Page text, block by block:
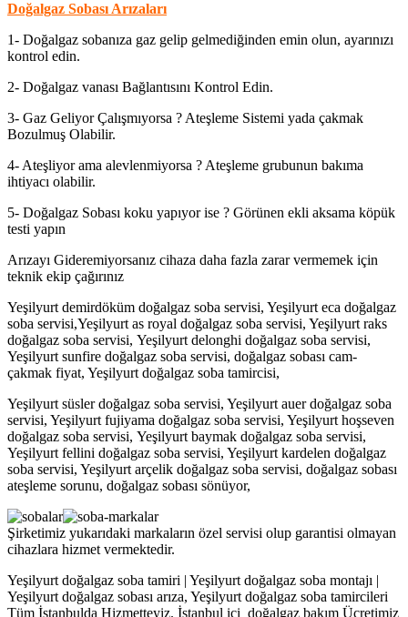
Doğalgaz Sobası Arızaları
1- Doğalgaz sobanıza gaz gelip gelmediğinden emin olun, ayarınızı
kontrol edin.
2- Doğalgaz vanası Bağlantısını Kontrol Edin.
3- Gaz Geliyor Çalışmıyorsa ? Ateşleme Sistemi yada çakmak
Bozulmuş Olabilir.
4- Ateşliyor ama alevlenmiyorsa ? Ateşleme grubunun bakıma
ihtiyacı olabilir.
5- Doğalgaz Sobası koku yapıyor ise ? Görünen ekli aksama köpük
testi yapın
Arızayı Gideremiyorsanız cihaza daha fazla zarar vermemek için
teknik ekip çağırınız
Yeşilyurt demirdöküm doğalgaz soba servisi, Yeşilyurt eca doğalgaz
soba servisi,Yeşilyurt as royal doğalgaz soba servisi, Yeşilyurt raks
doğalgaz soba servisi, Yeşilyurt delonghi doğalgaz soba servisi,
Yeşilyurt sunfire doğalgaz soba servisi, doğalgaz sobası cam-
çakmak fiyat, Yeşilyurt doğalgaz soba tamircisi,
Yeşilyurt süsler doğalgaz soba servisi, Yeşilyurt auer doğalgaz soba
servisi, Yeşilyurt fujiyama doğalgaz soba servisi, Yeşilyurt hoşseven
doğalgaz soba servisi, Yeşilyurt baymak doğalgaz soba servisi,
Yeşilyurt fellini doğalgaz soba servisi, Yeşilyurt kardelen doğalgaz
soba servisi, Yeşilyurt arçelik doğalgaz soba servisi, doğalgaz sobası
ateşleme sorunu, doğalgaz sobası sönüyor,
Şirketimiz yukarıdaki markaların özel servisi olup garantisi olmayan
cihazlara hizmet vermektedir.
Yeşilyurt doğalgaz soba tamiri | Yeşilyurt doğalgaz soba montajı |
Yeşilyurt doğalgaz sobası arıza, Yeşilyurt doğalgaz soba tamircileri
Tüm İstanbulda Hizmetteyiz. İstanbul içi doğalgaz bakım Ücretimiz